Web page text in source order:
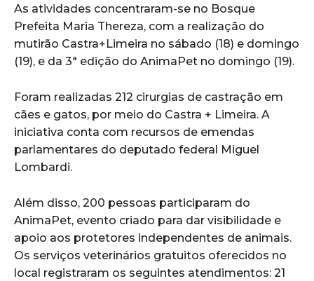
As atividades concentraram-se no Bosque
Prefeita Maria Thereza, com a realização do
mutirão Castra+Limeira no sábado (18) e domingo
(19), e da 3ª edição do AnimaPet no domingo (19).
Foram realizadas 212 cirurgias de castração em
cães e gatos, por meio do Castra + Limeira. A
iniciativa conta com recursos de emendas
parlamentares do deputado federal Miguel
Lombardi.
Além disso, 200 pessoas participaram do
AnimaPet, evento criado para dar visibilidade e
apoio aos protetores independentes de animais.
Os serviços veterinários gratuitos oferecidos no
local registraram os seguintes atendimentos: 21